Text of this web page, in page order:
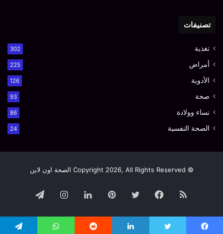
تصنيفات
تغذية 302
أمراض 225
الأدوية 126
صحة 93
نساء وولادة 86
الصحة النفسية 24
© Copyright 2026, All Rights Reserved الصحة اون لاين
ملخص
الموقع
فيسبوك تويتر بينتيريستلينكدإنانستقرامتيلقرام